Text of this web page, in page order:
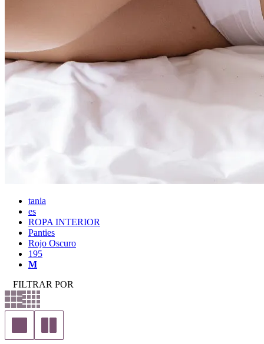
tania
es
ROPA INTERIOR
Panties
Rojo Oscuro
195
M
FILTRAR POR